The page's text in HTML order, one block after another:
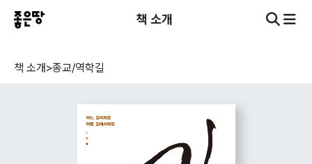
책 소개
책 소개>종교/역학길